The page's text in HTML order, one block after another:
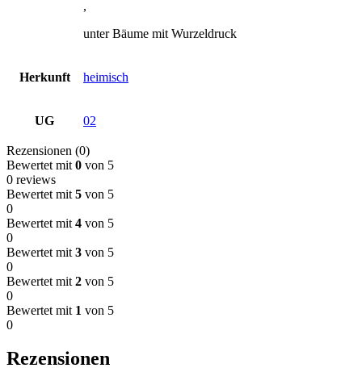
,
unter Bäume mit Wurzeldruck
Herkunft heimisch
UG 02
Rezensionen (0)
Bewertet mit 0 von 5
0 reviews
Bewertet mit 5 von 5
0
Bewertet mit 4 von 5
0
Bewertet mit 3 von 5
0
Bewertet mit 2 von 5
0
Bewertet mit 1 von 5
0
Rezensionen